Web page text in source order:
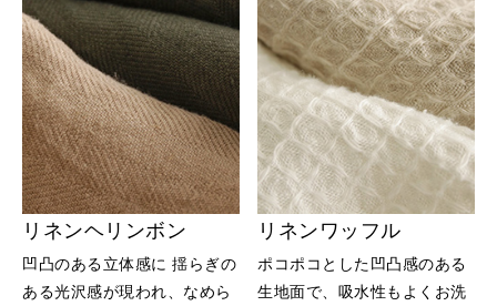
リネンヘリンボン
凹凸のある立体感に 揺らぎの
ある光沢感が現われ、なめら
リネンワッフル
ポコポコとした凹凸感のある
生地面で、吸水性もよくお洗